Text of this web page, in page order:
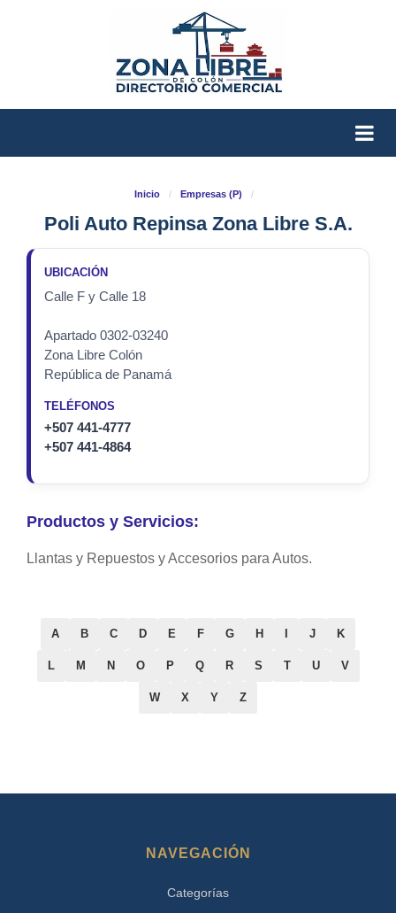
Inicio / Empresas (P) /
Poli Auto Repinsa Zona Libre S.A.
UBICACIÓN
Calle F y Calle 18
Apartado 0302-03240
Zona Libre Colón
República de Panamá
TELÉFONOS
+507 441-4777
+507 441-4864
Productos y Servicios:
Llantas y Repuestos y Accesorios para Autos.
A B C D E F G H J K
L M N O P Q R S T U V
W X Y Z
NAVEGACIÓN
Categorías